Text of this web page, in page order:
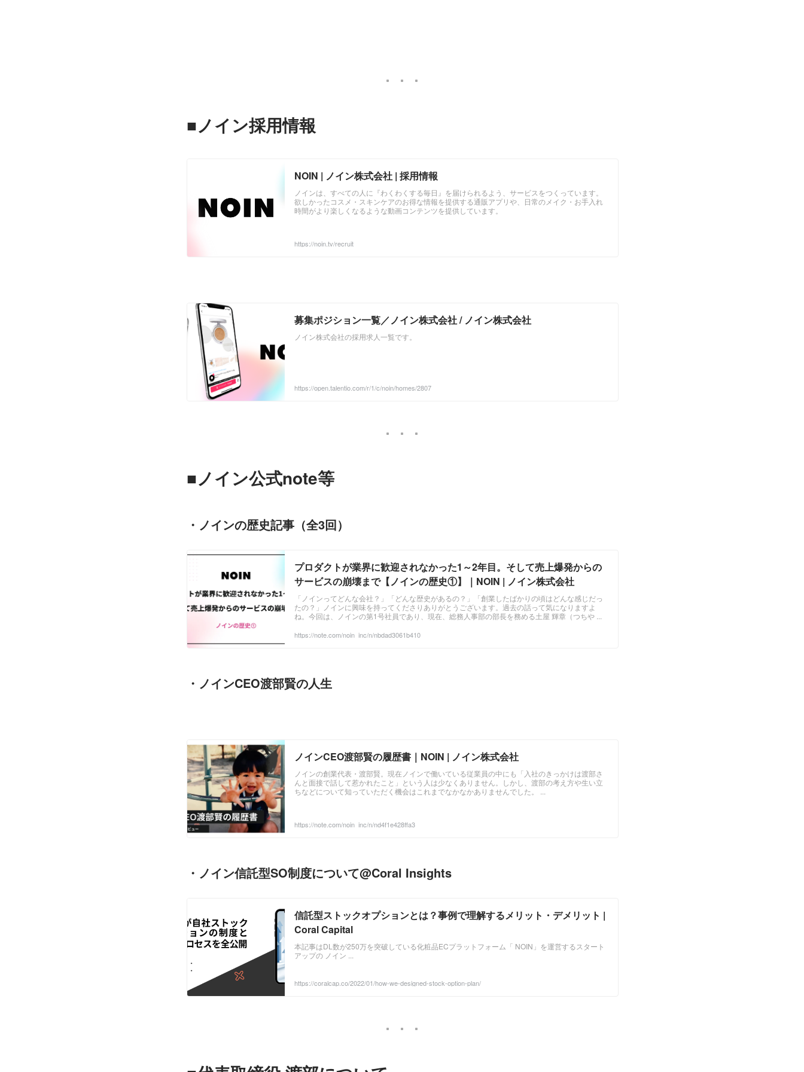
■ノイン採用情報
NOIN | ノイン株式会社 | 採用情報
ノインは、すべての人に『わくわくする毎日』を届けられるよう、サービスをつくっています。
欲しかったコスメ・スキンケアのお得な情報を提供する通販アプリや、日常のメイク・お手入れ
時間がより楽しくなるような動画コンテンツを提供しています。
https://noin.tv/recruit
募集ポジション一覧／ノイン株式会社 / ノイン株式会社
ノイン株式会社の採用求人一覧です。
https://open.talentio.com/r/1/c/noin/homes/2807
■ノイン公式note等
・ノインの歴史記事（全3回）
プロダクトが業界に歓迎されなかった1～2年目。そして売上爆発からの
サービスの崩壊まで【ノインの歴史①】｜NOIN | ノイン株式会社
「ノインってどんな会社？」「どんな歴史があるの？」「創業したばかりの頃はどんな感じだっ
たの？」ノインに興味を持ってくださりありがとうございます。過去の話って気になりますよ
ね。今回は、ノインの第1号社員であり、現在、総務人事部の部長を務める土屋 輝章（つちや ...
https://note.com/noin_inc/n/nbdad3061b410
・ノインCEO渡部賢の人生
ノインCEO渡部賢の履歴書｜NOIN | ノイン株式会社
ノインの創業代表・渡部賢。現在ノインで働いている従業員の中にも「入社のきっかけは渡部さ
んと面接で話して惹かれたこと」という人は少なくありません。しかし、渡部の考え方や生い立
ちなどについて知っていただく機会はこれまでなかなかありませんでした。 ...
https://note.com/noin_inc/n/nd4f1e428ffa3
・ノイン信託型SO制度について@Coral Insights
信託型ストックオプションとは？事例で理解するメリット・デメリット |
Coral Capital
本記事はDL数が250万を突破している化粧品ECプラットフォーム「 NOIN」を運営するスタート
アップの ノイン ...
https://coralcap.co/2022/01/how-we-designed-stock-option-plan/